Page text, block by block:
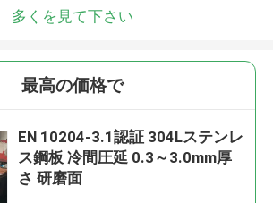
多くを見て下さい
最高の価格で
EN 10204-3.1認証 304Lステンレ
ス鋼板 冷間圧延 0.3～3.0mm厚
さ 研磨面